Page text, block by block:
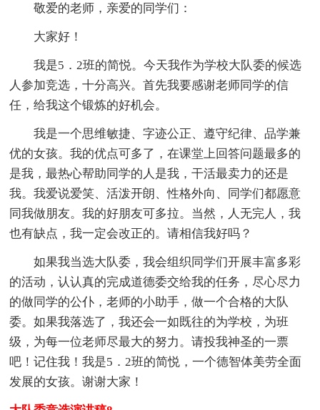
敬爱的老师，亲爱的同学们：
大家好！
我是5．2班的简悦。今天我作为学校大队委的候选
人参加竞选，十分高兴。首先我要感谢老师同学的信
任，给我这个锻炼的好机会。
我是一个思维敏捷、字迹公正、遵守纪律、品学兼
优的女孩。我的优点可多了，在课堂上回答问题最多的
是我，最热心帮助同学的人是我，干活最卖力的还是
我。我爱说爱笑、活泼开朗、性格外向、同学们都愿意
同我做朋友。我的好朋友可多拉。当然，人无完人，我
也有缺点，我一定会改正的。请相信我好吗？
如果我当选大队委，我会组织同学们开展丰富多彩
的活动，认认真的完成道德委交给我的任务，尽心尽力
的做同学的公仆，老师的小助手，做一个合格的大队
委。如果我落选了，我还会一如既往的为学校，为班
级，为每一位老师尽最大的努力。请投我神圣的一票
吧！记住我！我是5．2班的简悦，一个德智体美劳全面
发展的女孩。谢谢大家！